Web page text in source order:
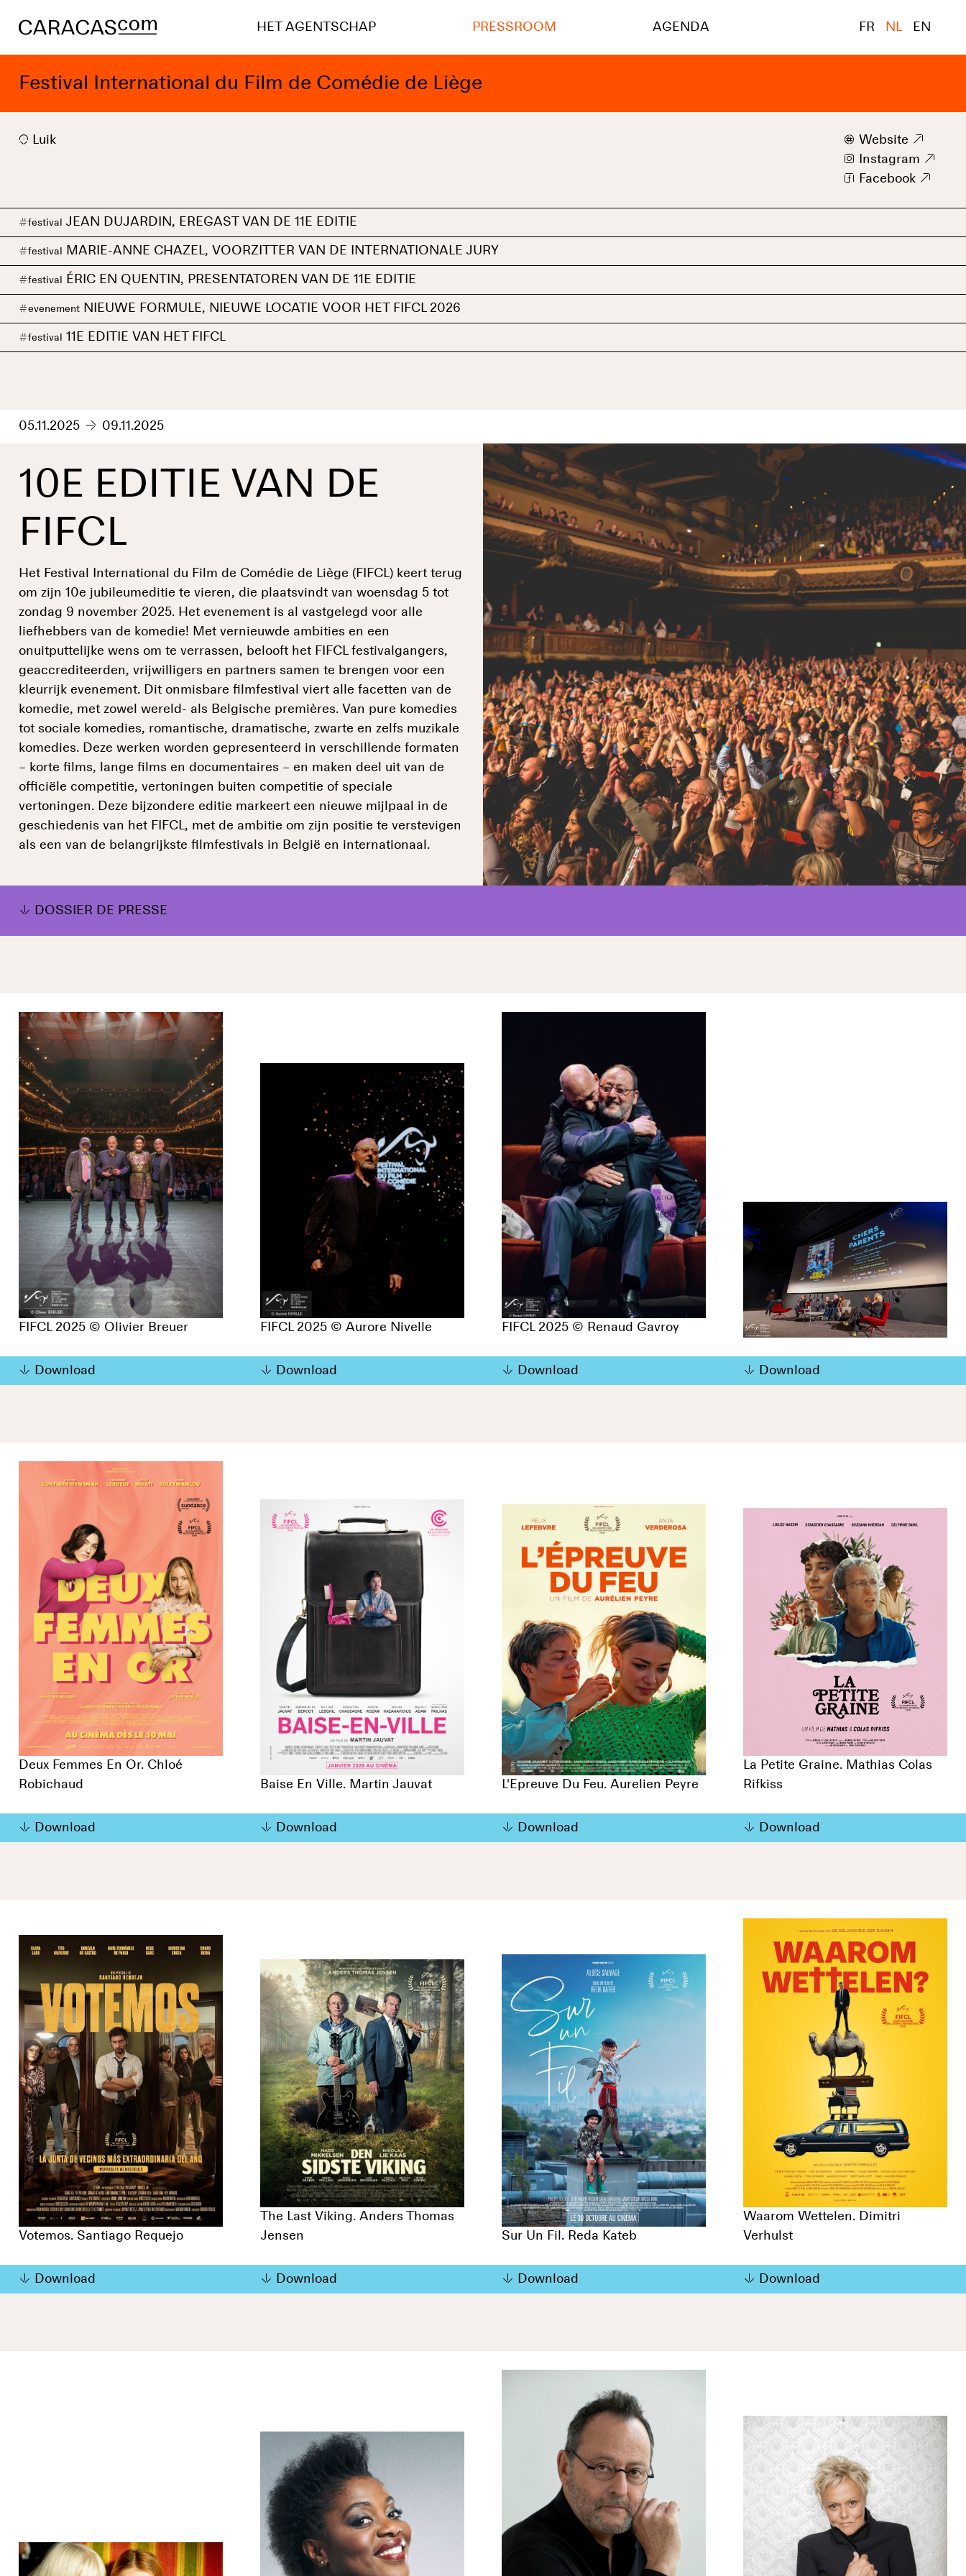
HET AGENTSCHAP PRESSROOM AGENDA FR NL EN
Festival International du Film de Comédie de Liège
Luik w Website 9
i
Instagram 9
f Facebook 9
#festival JEAN DUJARDIN, EREGAST VAN DE 11E EDITIE
#festival MARIE-ANNE CHAZEL, VOORZITTER VAN DE INTERNATIONALE JURY
#festival ÉRIC EN QUENTIN, PRESENTATOREN VAN DE 11E EDITIE
#evenement NIEUWE FORMULE, NIEUWE LOCATIE VOOR HET FIFCL 2026
#festival 11E EDITIE VAN HET FIFCL
05.11.2025 09.11.2025
10E EDITIE VAN DE
FIFCL
Het Festival International du Film de Comédie de Liège (FIFCL) keert terug
om zijn 10e jubileumeditie te vieren, die plaatsvindt van woensdag 5 tot
zondag 9 november 2025. Het evenement is al vastgelegd voor alle
liefhebbers van de komedie! Met vernieuwde ambities en een
onuitputtelijke wens om te verrassen, belooft het FIFCL festivalgangers,
geaccrediteerden, vrijwilligers en partners samen te brengen voor een
kleurrijk evenement. Dit onmisbare filmfestival viert alle facetten van de
komedie, met zowel wereld- als Belgische premières. Van pure komedies
tot sociale komedies, romantische, dramatische, zwarte en zelfs muzikale
komedies. Deze werken worden gepresenteerd in verschillende formaten
– korte films, lange films en documentaires – en maken deel uit van de
officiële competitie, vertoningen buiten competitie of speciale
vertoningen. Deze bijzondere editie markeert een nieuwe mijlpaal in de
geschiedenis van het FIFCL, met de ambitie om zijn positie te verstevigen
als een van de belangrijkste filmfestivals in België en internationaal.
DOSSIER DE PRESSE
FIFCL 2025 © Olivier Breuer
Download
FIFCL 2025 © Aurore Nivelle
Download
FIFCL 2025 © Renaud Gavroy
Download Download
Deux Femmes En Or. Chloé
Robichaud
Download
Baise En Ville. Martin Jauvat
Download
L'Epreuve Du Feu. Aurelien Peyre
Download
La Petite Graine. Mathias Colas
Rifkiss
Download
Votemos. Santiago Requejo
Download
The Last Viking. Anders Thomas
Jensen
Download
Sur Un Fil. Reda Kateb
Download
Waarom Wettelen. Dimitri
Verhulst
Download